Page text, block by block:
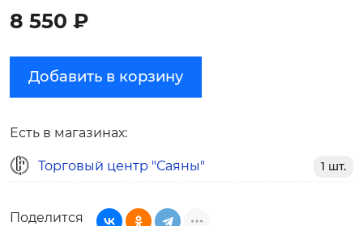
8 550 ₽
Добавить в корзину
Есть в магазинах:
Торговый центр "Саяны" 1 шт.
Поделится